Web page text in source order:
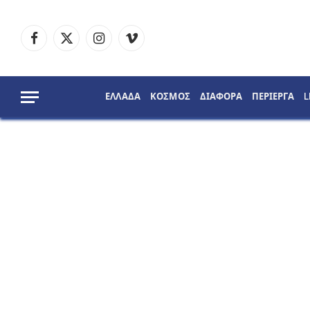
Facebook
X
InstagramVimeo
ΕΛΛΑΔΑ ΚΟΣΜΟΣ ΔΙΑΦΟΡΑ ΠΕΡΙΕΡΓΑ